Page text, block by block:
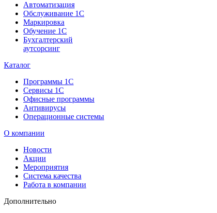
Автоматизация
Обслуживание 1С
Маркировка
Обучение 1С
Бухгалтерский
аутсорсинг
Каталог
Программы 1С
Сервисы 1С
Офисные программы
Антивирусы
Операционные системы
О компании
Новости
Акции
Мероприятия
Система качества
Работа в компании
Дополнительно